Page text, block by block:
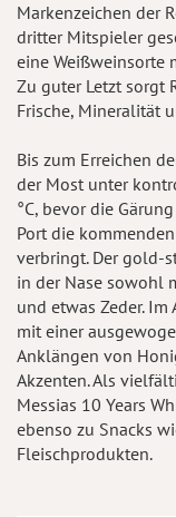
Markenzeichen der
dritter Mitspieler
eine Weißweinsorte
Zu guter Letzt sorgt
Frische, Mineralität
Bis zum Erreichen
der Most unter
°C, bevor die
Port die
verbringt. Der gold-
in der Nase sowohl
und etwas Zeder.
mit einer
Anklängen von
Akzenten. Als
Messias 10 Years
ebenso zu Snacks
Fleischprodukten.